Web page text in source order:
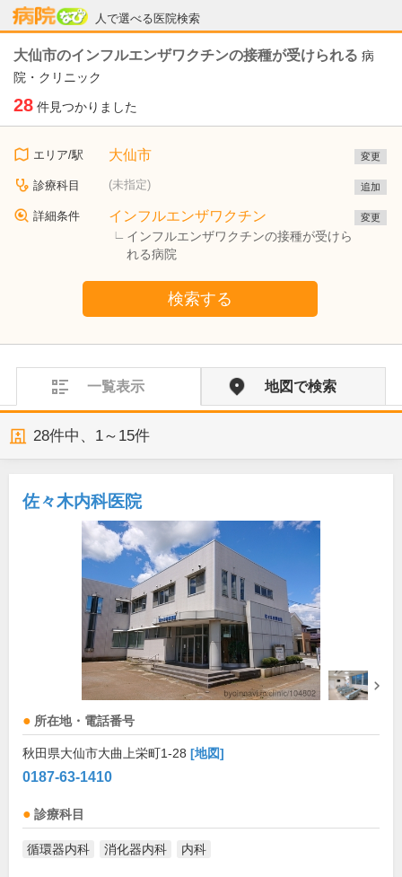
人で選べる医院検索
病院なび
大仙市のインフルエンザワクチンの接種が受けられる 病
院・クリニック
28 件見つかりました
エリア/駅 大仙市 変更
診療科目 (未指定) 追加
詳細条件 インフルエンザワクチン
インフルエンザワクチンの接種が受けら
れる病院
変更
検索する
一覧表示 地図で検索
28件中、 1～15件
佐々木内科医院
所在地・電話番号
秋田県大仙市大曲上栄町1-28 [地図]
0187-63-1410
診療科目
循環器内科 消化器内科 内科